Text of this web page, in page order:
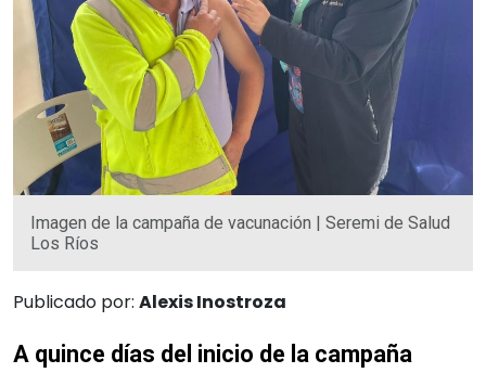
Imagen de la campaña de vacunación | Seremi de Salud
Los Ríos
Publicado por: Alexis Inostroza
A quince días del inicio de la campaña